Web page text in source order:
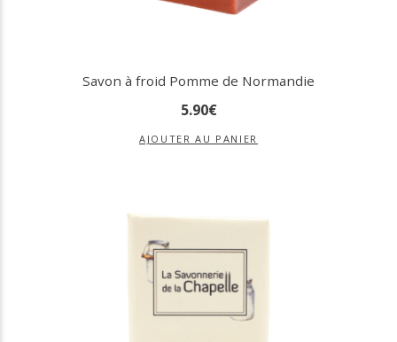
Savon à froid Pomme de Normandie
5.90€
AJOUTER AU PANIER